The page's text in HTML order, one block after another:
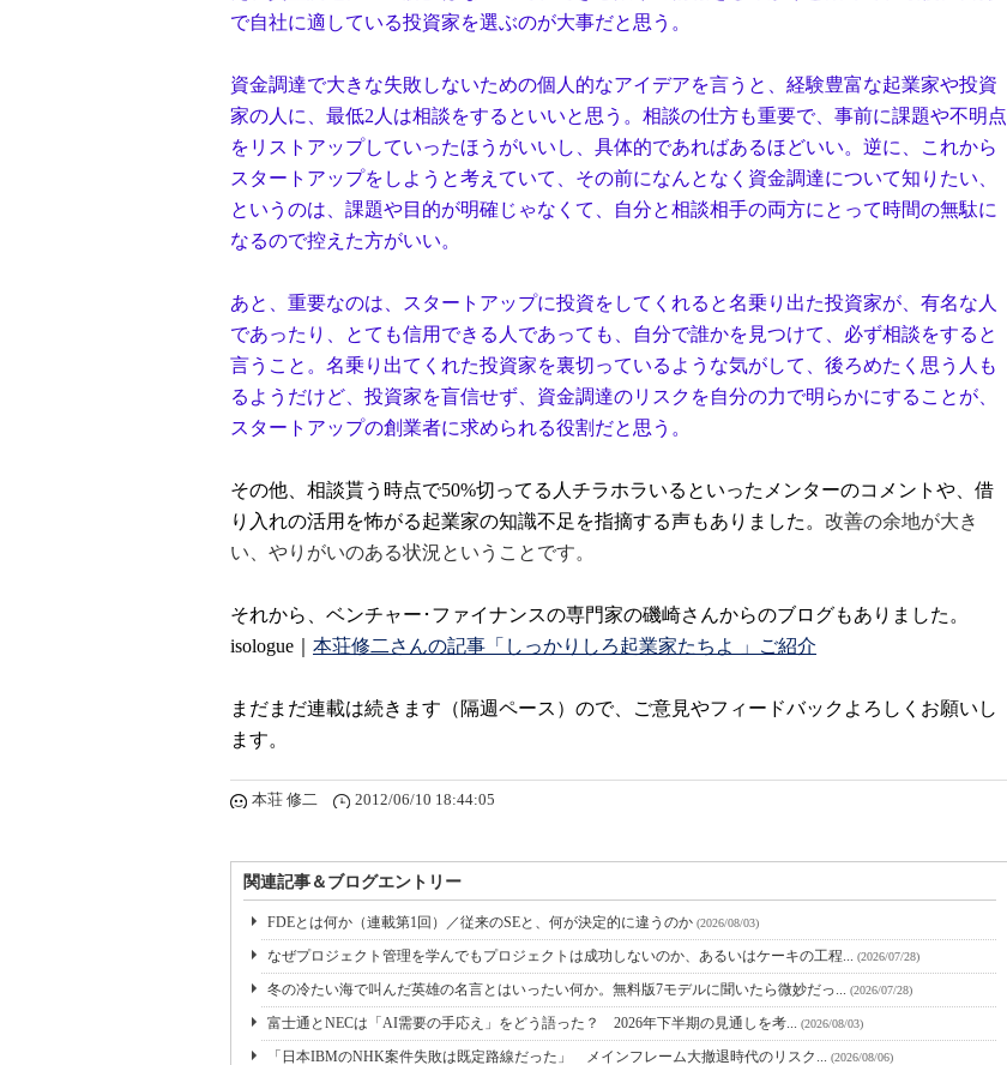
で自社に適している投資家を選ぶのが大事だと思う。
資金調達で大きな失敗しないための個人的なアイデアを言うと、経験豊富な起業家や投資
家の人に、最低2人は相談をするといいと思う。相談の仕方も重要で、事前に課題や不明点
をリストアップしていったほうがいいし、具体的であればあるほどいい。逆に、これから
スタートアップをしようと考えていて、その前になんとなく資金調達について知りたい、
というのは、課題や目的が明確じゃなくて、自分と相談相手の両方にとって時間の無駄に
なるので控えた方がいい。
あと、重要なのは、スタートアップに投資をしてくれると名乗り出た投資家が、有名な人
であったり、とても信用できる人であっても、自分で誰かを見つけて、必ず相談をすると
言うこと。名乗り出てくれた投資家を裏切っているような気がして、後ろめたく思う人も
るようだけど、投資家を盲信せず、資金調達のリスクを自分の力で明らかにすることが、
スタートアップの創業者に求められる役割だと思う。
その他、相談貰う時点で50%切ってる人チラホラいるといったメンターのコメントや、借
り入れの活用を怖がる起業家の知識不足を指摘する声もありました。 改善の余地が大き
い、やりがいのある状況ということです。
それから、ベンチャー･ファイナンスの専門家の磯崎さんからのブログもありました。
isologue｜ 本荘修二さんの記事「しっかりしろ起業家たちよ 」ご紹介
まだまだ連載は続きます（隔週ペース）ので、ご意見やフィードバックよろしくお願いし
ます。
本荘 修二 2012/06/10 18:44:05
関連記事＆ブログエントリー
FDEとは何か（連載第1回）／従来のSEと、何が決定的に違うのか (2026/08/03)
なぜプロジェクト管理を学んでもプロジェクトは成功しないのか、あるいはケーキの工程... (2026/07/28)
冬の冷たい海で叫んだ英雄の名言とはいったい何か。無料版7モデルに聞いたら微妙だっ... (2026/07/28)
富士通とNECは「AI需要の手応え」をどう語った？ 2026年下半期の見通しを考... (2026/08/03)
「日本IBMのNHK案件失敗は既定路線だった」 メインフレーム大撤退時代のリスク... (2026/08/06)